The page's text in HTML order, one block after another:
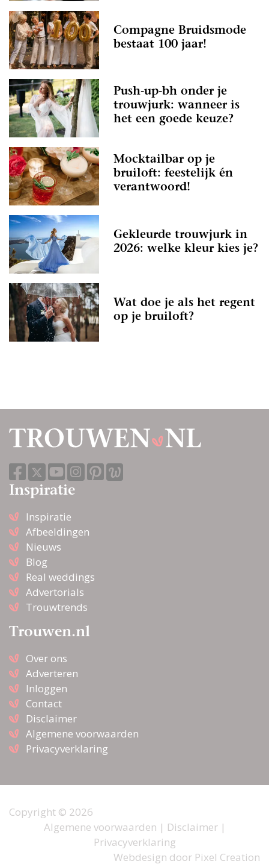
Compagne Bruidsmode
bestaat 100 jaar!
Push-up-bh onder je
trouwjurk: wanneer is
het een goede keuze?
Mocktailbar op je
bruiloft: feestelijk én
verantwoord!
Gekleurde trouwjurk in
2026: welke kleur kies je?
Wat doe je als het regent
op je bruiloft?
Inspiratie
Inspiratie
Afbeeldingen
Nieuws
Blog
Real weddings
Advertorials
Trouwtrends
Trouwen.nl
Over ons
Adverteren
Inloggen
Contact
Disclaimer
Algemene voorwaarden
Privacyverklaring
Copyright © 2026
Algemene voorwaarden | Disclaimer|
Privacyverklaring
Webdesign door Pixel Creation